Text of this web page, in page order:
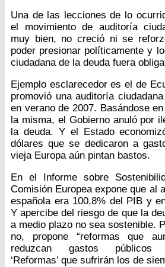
Una de las lecciones de lo
el movimiento de auditoría
muy bien, no creció ni se
poder presionar políticamente y
ciudadana de la deuda fuera
Ejemplo esclarecedor es el de
promovió una auditoría
en verano de 2007. Basándose
la misma, el Gobierno anuló por
la deuda. Y el Estado
dólares que se dedicaron a
vieja Europa aún pintan bastos.
En el Informe sobre
Comisión Europea expone que al
española era 100,8% del PIB y
Y apercibe del riesgo de que la
a medio plazo no sea sostenible.
no, propone “reformas que
reduzcan gastos públicos
‘Reformas’ que sufrirán los de